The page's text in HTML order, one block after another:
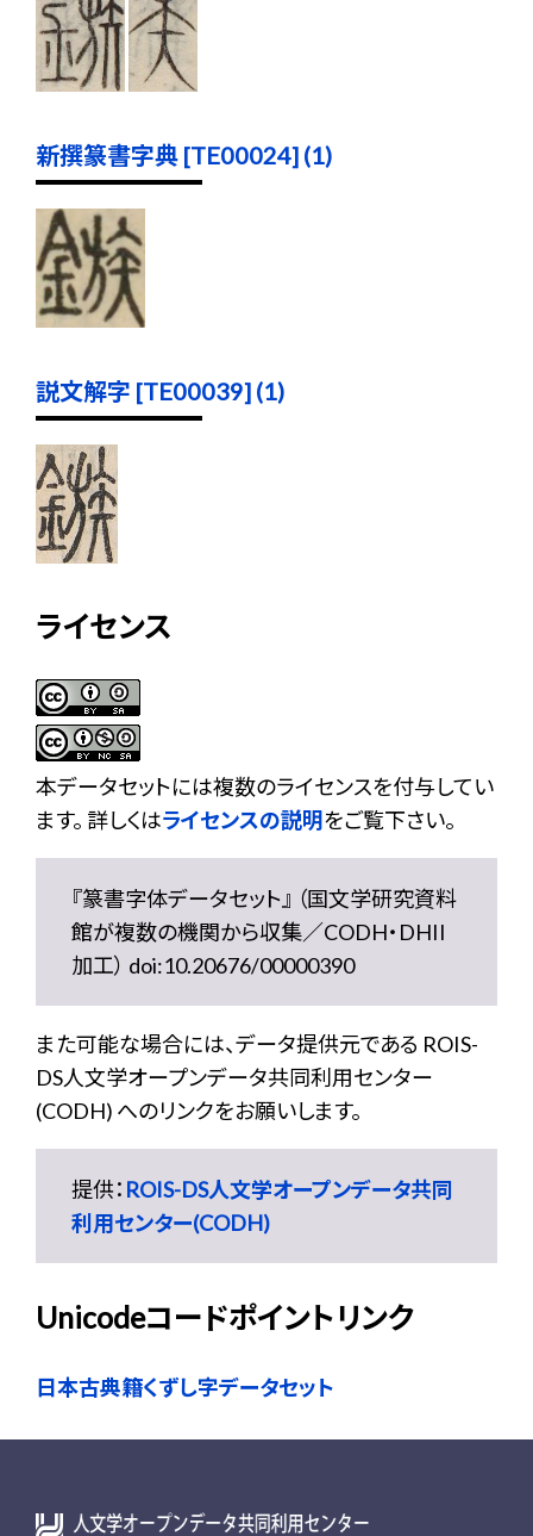
新撰篆書字典 [TE00024] (1)
説文解字 [TE00039] (1)
ライセンス
本データセットには複数のライセンスを付与してい
ます。 詳しくはライセンスの説明をご覧下さい。
『篆書字体データセット』 （国文学研究資料
館が複数の機関から収集／CODH・DHII
加工） doi:10.20676/00000390
また可能な場合には、データ提供元である ROIS-
DS人文学オープンデータ共同利用センター
(CODH) へのリンクをお願いします。
提供： ROIS-DS人文学オープンデータ共同
利用センター(CODH)
Unicodeコードポイントリンク
日本古典籍くずし字データセット